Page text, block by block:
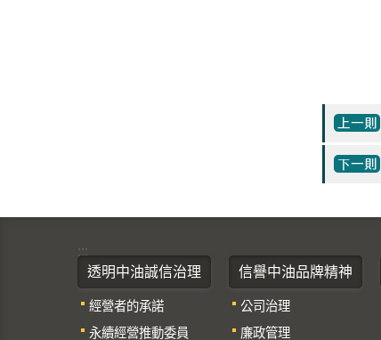
:::
透明中油誠信治理
經營者的承諾
永續經營推動委員
信譽中油品牌精神
公司治理
廉政管理